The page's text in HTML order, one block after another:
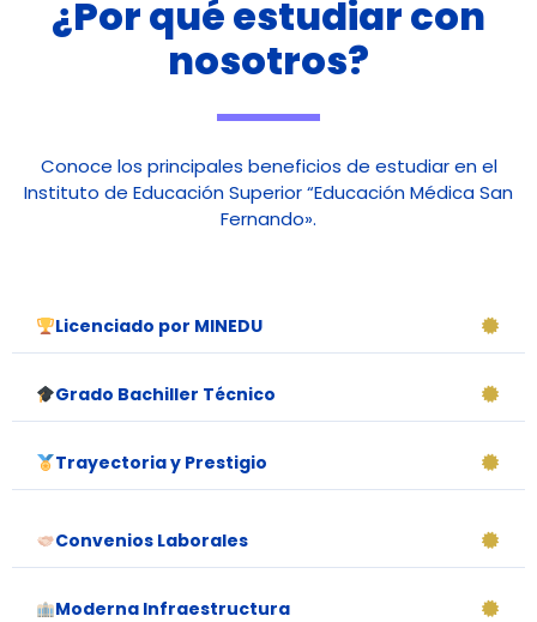
¿Por qué estudiar con
nosotros?
Conoce los principales beneficios de estudiar en el
Instituto de Educación Superior “Educación Médica San
Fernando».
Licenciado por MINEDU
Grado Bachiller Técnico
Trayectoria y Prestigio
Convenios Laborales
Moderna Infraestructura